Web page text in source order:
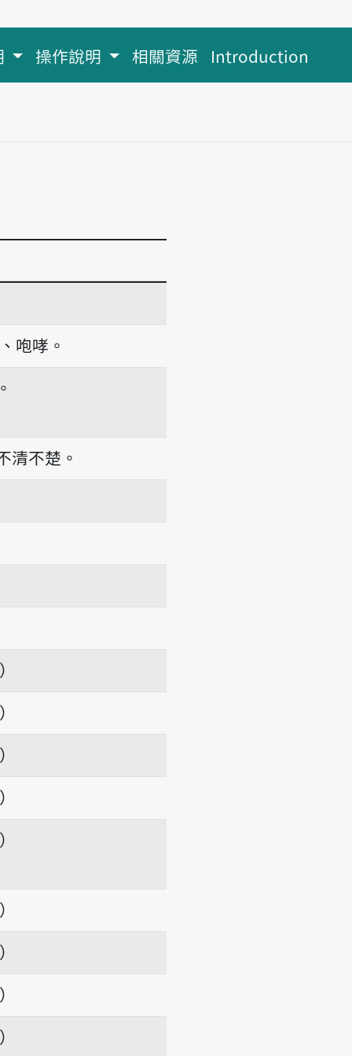
操作說明 相關資源 Introduction
咆哮。
清不楚。